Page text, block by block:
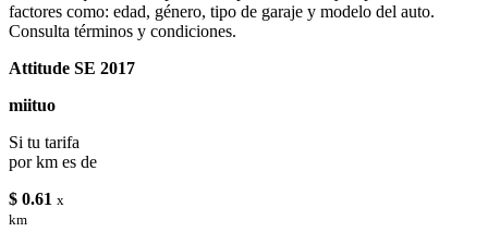
factores como: edad, género, tipo de garaje y modelo del auto.
Consulta términos y condiciones.
Attitude SE 2017
miituo
Si tu tarifa
por km es de
$ 0.61 x
km